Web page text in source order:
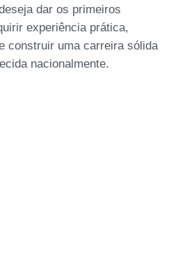
dar os primeiros
experiência prática,
construir uma carreira sólida
nacionalmente.